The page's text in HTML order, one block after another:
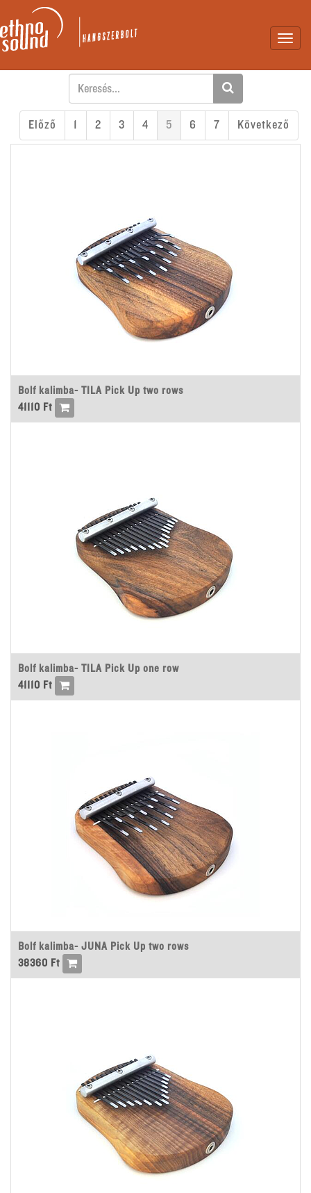
Előző 1 2 3 4 5 6 7 Következő
Bolf kalimba- TILA Pick Up two rows
41110 Ft
Bolf kalimba- TILA Pick Up one row
41110 Ft
Bolf kalimba- JUNA Pick Up two rows
38360 Ft